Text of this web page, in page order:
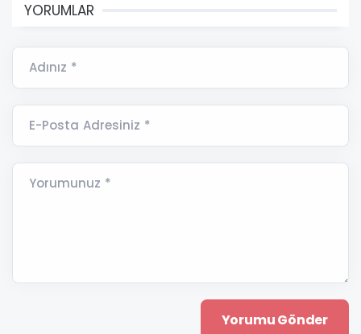
YORUMLAR
Adınız *
E-Posta Adresiniz *
Yorumunuz *